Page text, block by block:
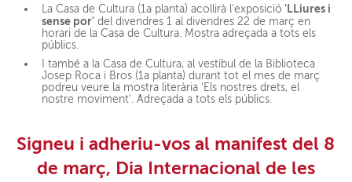
La Casa de Cultura (1a planta) acollirà l'exposició 'LLiures i
sense por' del divendres 1 al divendres 22 de març en
horari de la Casa de Cultura. Mostra adreçada a tots els
públics.
I també a la Casa de Cultura, al vestíbul de la Biblioteca
Josep Roca i Bros (1a planta) durant tot el mes de març
podreu veure la mostra literària 'Els nostres drets, el
nostre moviment'. Adreçada a tots els públics.
Signeu i adheriu-vos al manifest del 8
de març, Dia Internacional de les